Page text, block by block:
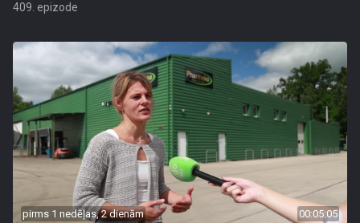
409. epizode
pirms 1 nedēļas, 2 dienām 00:05:05